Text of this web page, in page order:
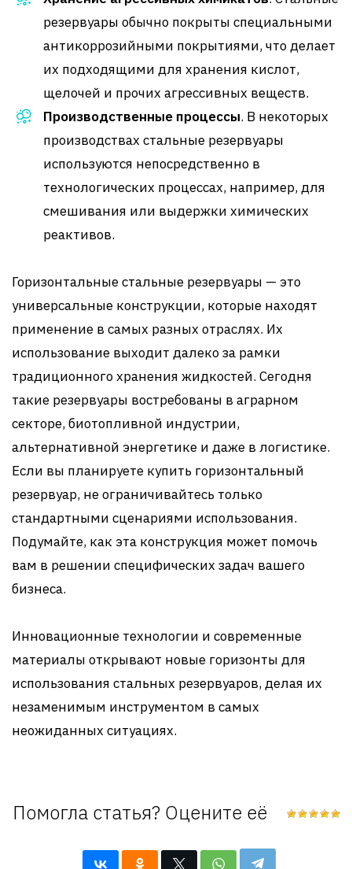
резервуары обычно покрыты специальными
антикоррозийными покрытиями, что делает
их подходящими для хранения кислот,
щелочей и прочих агрессивных веществ.
Производственные процессы. В некоторых
производствах стальные резервуары
используются непосредственно в
технологических процессах, например, для
смешивания или выдержки химических
реактивов.
Горизонтальные стальные резервуары — это
универсальные конструкции, которые находят
применение в самых разных отраслях. Их
использование выходит далеко за рамки
традиционного хранения жидкостей. Сегодня
такие резервуары востребованы в аграрном
секторе, биотопливной индустрии,
альтернативной энергетике и даже в логистике.
Если вы планируете купить горизонтальный
резервуар, не ограничивайтесь только
стандартными сценариями использования.
Подумайте, как эта конструкция может помочь
вам в решении специфических задач вашего
бизнеса.
Инновационные технологии и современные
материалы открывают новые горизонты для
использования стальных резервуаров, делая их
незаменимым инструментом в самых
неожиданных ситуациях.
Помогла статья? Оцените её